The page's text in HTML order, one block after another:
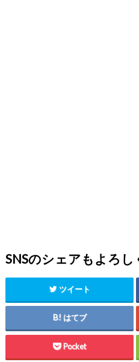
SNSのシェアもよろし
ツイート
はてブ
Pocket